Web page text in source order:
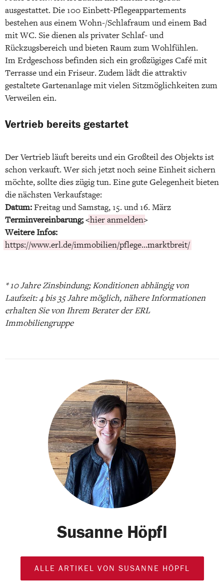
ausgestattet. Die 100 Einbett-Pflegeappartements
bestehen aus einem Wohn-/Schlafraum und einem Bad
mit WC. Sie dienen als privater Schlaf- und
Rückzugsbereich und bieten Raum zum Wohlfühlen.
Im Erdgeschoss befinden sich ein großzügiges Café mit
Terrasse und ein Friseur. Zudem lädt die attraktiv
gestaltete Gartenanlage mit vielen Sitzmöglichkeiten zum
Verweilen ein.
Vertrieb bereits gestartet
Der Vertrieb läuft bereits und ein Großteil des Objekts ist
schon verkauft. Wer sich jetzt noch seine Einheit sichern
möchte, sollte dies zügig tun. Eine gute Gelegenheit bieten
die nächsten Verkaufstage:
Datum:Freitag und Samstag, 15. und 16. März
Terminvereinbarung;<hier anmelden>
Weitere Infos:
https://www.erl.de/immobilien/pflege...marktbreit/
* 10 Jahre Zinsbindung; Konditionen abhängig von
Laufzeit: 4 bis 35 Jahre möglich, nähere Informationen
erhalten Sie von Ihrem Berater der ERL
Immobiliengruppe
Susanne Höpfl
ALLE ARTIKEL VON SUSANNE HÖPFL